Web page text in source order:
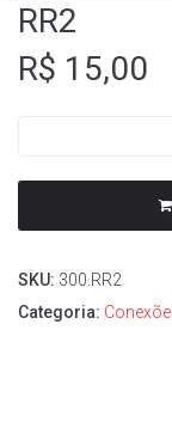
RR2
R$ 15,00
SKU: 300.RR2
Categoria: